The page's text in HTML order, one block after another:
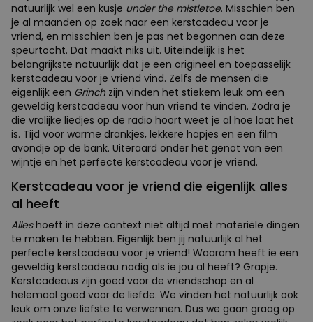
natuurlijk wel een kusje under the mistletoe. Misschien ben
je al maanden op zoek naar een kerstcadeau voor je
vriend, en misschien ben je pas net begonnen aan deze
speurtocht. Dat maakt niks uit. Uiteindelijk is het
belangrijkste natuurlijk dat je een origineel en toepasselijk
kerstcadeau voor je vriend vind. Zelfs de mensen die
eigenlijk een Grinchzijn vinden het stiekem leuk om een
geweldig kerstcadeau voor hun vriend te vinden. Zodra je
die vrolijke liedjes op de radio hoort weet je al hoe laat het
is. Tijd voor warme drankjes, lekkere hapjes en een film
avondje op de bank. Uiteraard onder het genot van een
wijntje en het perfecte kerstcadeau voor je vriend.
Kerstcadeau voor je vriend die eigenlijk alles
al heeft
Alleshoeft in deze context niet altijd met materiële dingen
te maken te hebben. Eigenlijk ben jij natuurlijk al het
perfecte kerstcadeau voor je vriend! Waarom heeft ie een
geweldig kerstcadeau nodig als ie jou al heeft? Grapje.
Kerstcadeaus zijn goed voor de vriendschap en al
helemaal goed voor de liefde. We vinden het natuurlijk ook
leuk om onze liefste te verwennen. Dus we gaan graag op